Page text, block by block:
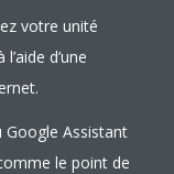
votre unité
d’une
Google Assistant
le point de